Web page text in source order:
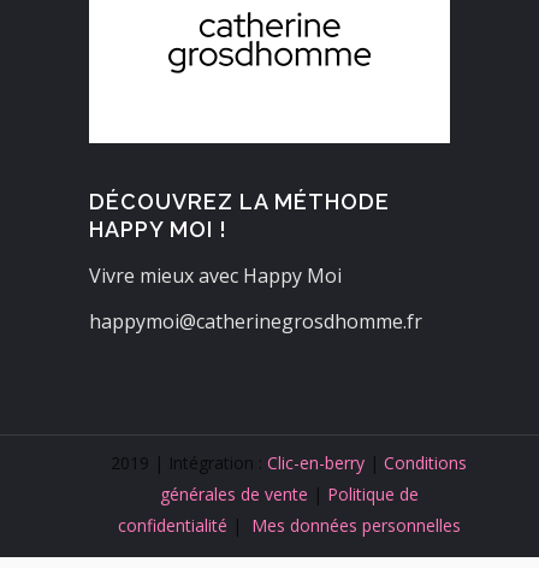
Ce site utilise des cookies
fonctionnels et des scripts externes
Accepter
DÉCOUVREZ LA MÉTHODE
HAPPY MOI !
Vivre mieux avec Happy Moi
happymoi@catherinegrosdhomme.fr
2019 | Intégration : Clic-en-berry | Conditions
générales de vente | Politique de
confidentialité | Mes données personnelles